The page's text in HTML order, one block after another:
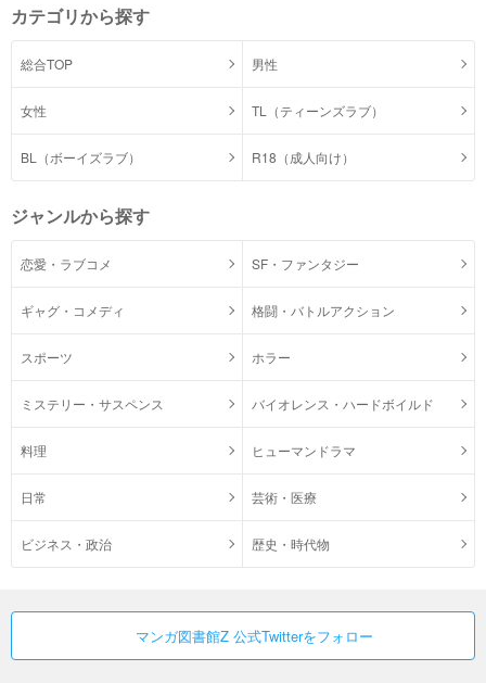
カテゴリから探す
総合TOP 男性
女性 TL（ティーンズラブ）
BL（ボーイズラブ） R18（成人向け）
ジャンルから探す
恋愛・ラブコメ SF・ファンタジー
ギャグ・コメディ 格闘・バトルアクション
スポーツ ホラー
ミステリー・サスペンス バイオレンス・ハードボイルド
料理 ヒューマンドラマ
日常 芸術・医療
ビジネス・政治 歴史・時代物
マンガ図書館Z 公式Twitterをフォロー